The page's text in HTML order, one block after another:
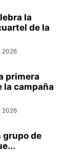
la
de la
2026
primera
la campaña
2026
grupo de